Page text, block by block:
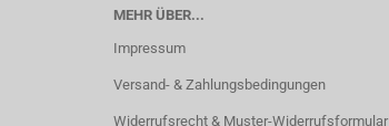
MEHR ÜBER...
Impressum
Versand- & Zahlungsbedingungen
Widerrufsrecht & Muster-Widerrufsformular